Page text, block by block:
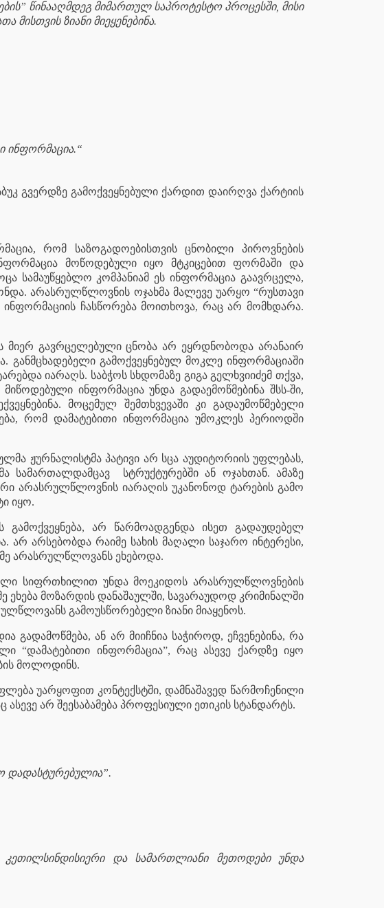
წინააღმდეგ მიმართულ საპროტესტო პროცესში, მისი
მისთვის ზიანი მიეყენებინა.
ინფორმაცია.“
გვერდზე გამოქვეყნებული ქარდით დაირღვა ქარტიის
რომ საზოგადოებისთვის ცნობილი პიროვნების
მოწოდებული იყო მტკიცებით ფორმაში და
სამაუწყებლო კომპანიამ ეს ინფორმაცია გაავრცელა,
არასრულწლოვნის ოჯახმა მალევე უარყო “რუსთავი
ჩასწორება მოითხოვა, რაც არ მომხდარა.
მიერ გავრცელებული ცნობა არ ეყრდნობოდა არანაირ
განმცხადებელი გამოქვეყნებულ მოკლე ინფორმაციაში
იარაღს. საბჭოს სხდომაზე გიგა გელხვიიძემ თქვა,
ინფორმაცია უნდა გადაემოწმებინა შსს-ში,
მოცემულ შემთხვევაში კი გადაუმოწმებელი
რომ დამატებითი ინფორმაცია უმოკლეს პერიოდში
ჟურნალისტმა პატივი არ სცა აუდიტორიის უფლებას,
სამართალდამცავ
სტრუქტურებში ან ოჯახთან. ამაზე
არასრულწლოვნის იარაღის უკანონოდ ტარების გამო
იყო.
გამოქვეყნება, არ წარმოადგენდა ისეთ გადაუდებელ
არ არსებობდა რაიმე სახის მაღალი საჯარო ინტერესი,
არასრულწლოვანს ეხებოდა.
სიფრთხილით უნდა მოეკიდოს არასრულწლოვნების
ეხება მოზარდის დანაშაულში, სავარაუდოდ კრიმინალში
გამოუსწორებელი ზიანი მიაყენოს.
გადამოწმება, ან არ მიიჩნია საჭიროდ, ეჩვენებინა, რა
“დამატებითი ინფორმაცია”, რაც ასევე ქარდზე იყო
მოლოდინს.
უარყოფით კონტექსტში, დამნაშავედ წარმოჩენილი
არ შეესაბამება პროფესიული ეთიკის სტანდარტს.
დადასტურებულია”.
და სამართლიანი მეთოდები უნდა